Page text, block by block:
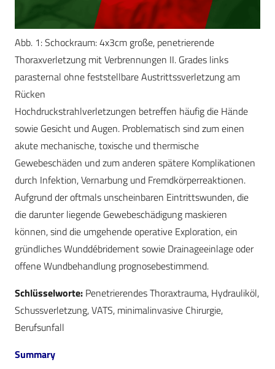
Abb. 1: Schockraum: 4x3cm große, penetrierende
Thoraxverletzung mit Verbrennungen II. Grades links
parasternal ohne feststellbare Austrittssverletzung am
Rücken
Hochdruckstrahlverletzungen betreffen häufig die Hände
sowie Gesicht und Augen. Problematisch sind zum einen
akute mechanische, toxische und thermische
Gewebeschäden und zum anderen spätere Komplikationen
durch Infektion, Vernarbung und Fremdkörperreaktionen.
Aufgrund der oftmals unscheinbaren Eintrittswunden, die
die darunter liegende Gewebeschädigung maskieren
können, sind die umgehende operative Exploration, ein
gründliches Wunddébridement sowie Drainageeinlage oder
offene Wundbehandlung prognosebestimmend.
Schlüsselworte: Penetrierendes Thoraxtrauma, Hydrauliköl,
Schussverletzung, VATS, minimalinvasive Chirurgie,
Berufsunfall
Summary